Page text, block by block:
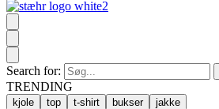
Search for:
TRENDING
kjole top t-shirt bukser jakke